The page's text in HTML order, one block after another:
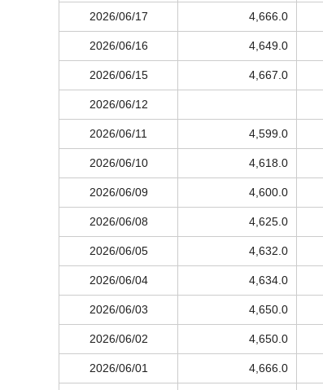
2026/06/17 4,666.0
2026/06/16 4,649.0
2026/06/15 4,667.0
2026/06/12
2026/06/11 4,599.0
2026/06/10 4,618.0
2026/06/09 4,600.0
2026/06/08 4,625.0
2026/06/05 4,632.0
2026/06/04 4,634.0
2026/06/03 4,650.0
2026/06/02 4,650.0
2026/06/01 4,666.0